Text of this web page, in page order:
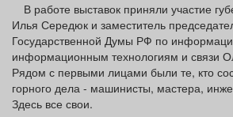
ТВ программа Я - пенсионер
В работе выставок приняли участие
Илья Середюк и заместитель
Государственной Думы РФ по
информационным технологиям и связи
Рядом с первыми лицами были те, кто
горного дела - машинисты, мастера,
Здесь все свои.